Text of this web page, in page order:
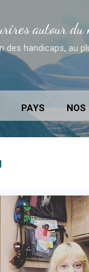
autour du
des handicaps, au
PAYS NOS